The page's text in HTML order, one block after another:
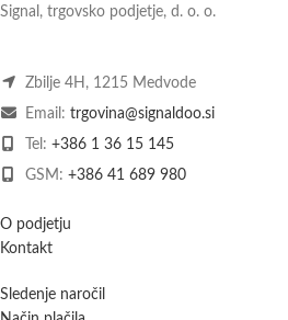
Signal, trgovsko podjetje, d. o. o.
Zbilje 4H, 1215 Medvode
Email: trgovina@signaldoo.si
Tel: +386 1 36 15 145
GSM: +386 41 689 980
O podjetju
Kontakt
Sledenje naročil